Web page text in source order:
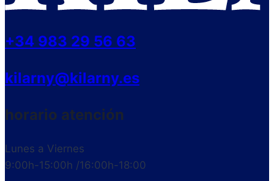
+34 983 29 56 63
kilarny@kilarny.es
horario atención
Lunes a Viernes
9:00h-15:00h /16:00h-18:00